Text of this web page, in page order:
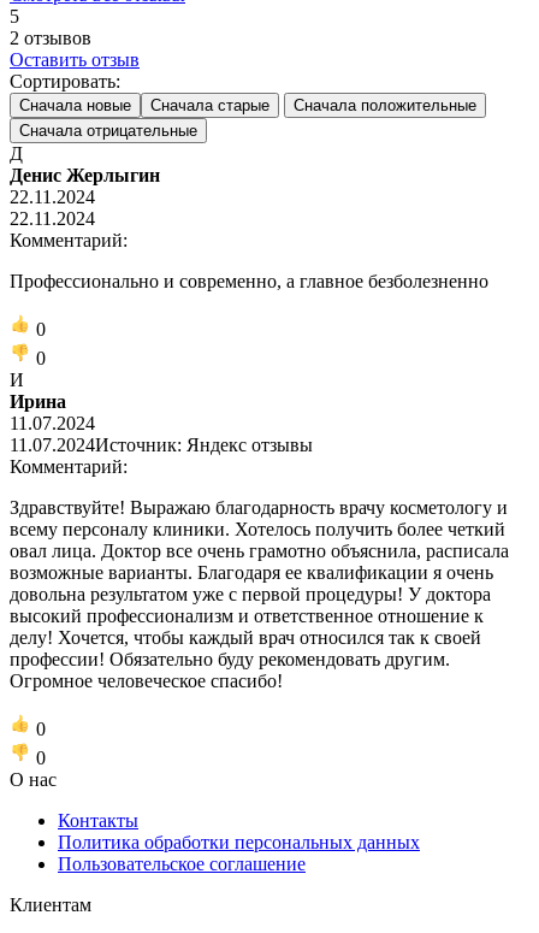
5
2 отзывов
Оставить отзыв
Сортировать:
Сначала новые Сначала старые
Сначала положительные
Сначала отрицательные
Д
Денис Жерлыгин
22.11.2024
22.11.2024
Комментарий:
Профессионально и современно, а главное безболезненно
0
0
И
Ирина
11.07.2024
11.07.2024Источник: Яндекс отзывы
Комментарий:
Здравствуйте! Выражаю благодарность врачу косметологу и
всему персоналу клиники. Хотелось получить более четкий
овал лица. Доктор все очень грамотно объяснила, расписала
возможные варианты. Благодаря ее квалификации я очень
довольна результатом уже с первой процедуры! У доктора
высокий профессионализм и ответственное отношение к
делу! Хочется, чтобы каждый врач относился так к своей
профессии! Обязательно буду рекомендовать другим.
Огромное человеческое спасибо!
0
0
О нас
Контакты
Политика обработки персональных данных
Пользовательское соглашение
Клиентам